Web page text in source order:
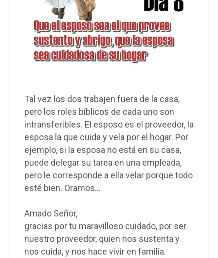
Tal vez los dos trabajen fuera de la casa,
pero los roles bíblicos de cada uno son
intransferibles. El esposo es el proveedor, la
esposa la que cuida y vela por el hogar. Por
ejemplo, si la esposa no está en su casa,
puede delegar su tarea en una empleada,
pero le corresponde a ella velar porque todo
esté bien. Oramos...
Amado Señor,
gracias por tu maravilloso cuidado, por ser
nuestro proveedor, quien nos sustenta y
nos cuida, y nos hace vivir en familia.